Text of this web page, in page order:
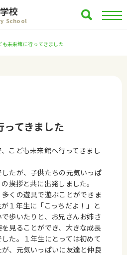
校
School
も未来館に行ってきました
ってきました
こども未来館へ行ってきまし
たが、子供たちの元気いっぱ
挨拶と共に出発しました。
くの遊具で遊ぶことができま
１年生に「こっちだよ！」と
歩いたりと、お兄さんお姉さ
見ることができ、大きな成長
た。１年生にとっては初めて
、元気いっぱいに友達と仲良